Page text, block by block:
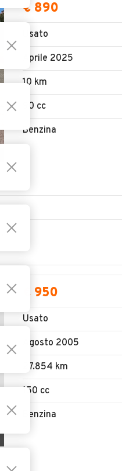
€ 890
Usato
Aprile 2025
10 km
90 cc
Benzina
€ 950
Usato
Agosto 2005
27.854 km
150 cc
Benzina